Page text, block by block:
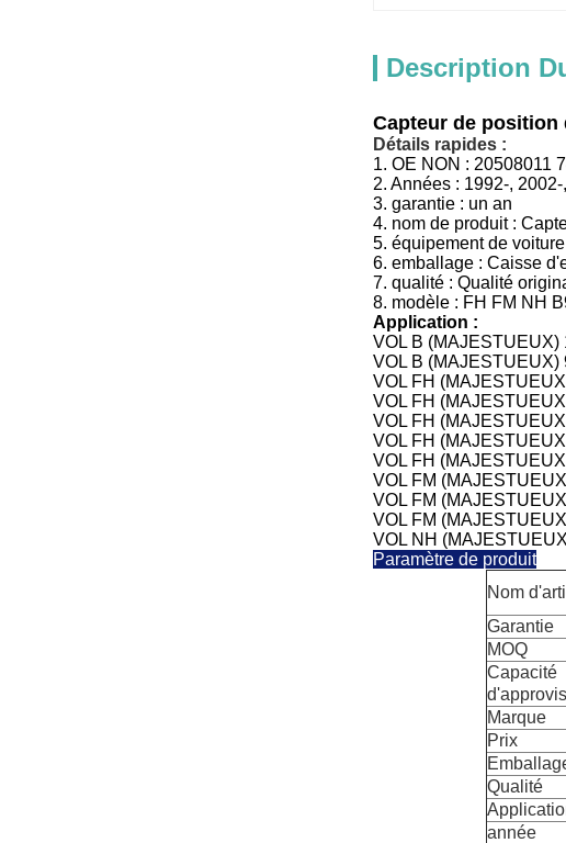
Description
Capteur de position
Détails rapides :
1. OE NON : 20508011
2. Années : 1992-,
3. garantie : un an
4. nom de produit :
5. équipement de voiture
6. emballage : Caisse
7. qualité : Qualité
8. modèle : FH FM NH
Application :
VOL B (MAJESTUEUX)
VOL B (MAJESTUEUX)
VOL FH
VOL FH
VOL FH
VOL FH
VOL FH
VOL FM
VOL FM
VOL FM
VOL NH
Paramètre de produit
Nom
Garantie
MOQ
Capacité
Marque
Prix
Qualité
année